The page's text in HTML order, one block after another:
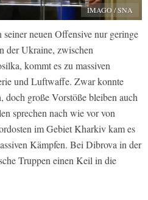
IMAGO / SNA
neuen Offensive nur geringe
der Ukraine, zwischen
kommt es zu massiven
und Luftwaffe. Zwar konnte
doch große Vorstöße bleiben auch
sprechen nach wie vor von
im Gebiet Kharkiv kam es
Kämpfen. Bei Dibrova in der
Truppen einen Keil in die